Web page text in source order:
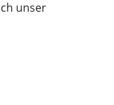
unser